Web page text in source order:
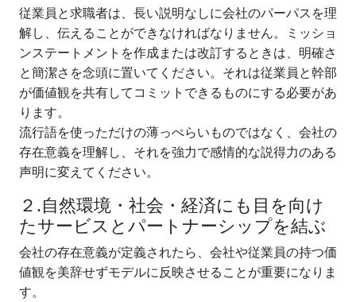
従業員と求職者は、長い説明なしに会社のパーパスを理
解し、伝えることができなければなりません。ミッショ
ンステートメントを作成または改訂するときは、明確さ
と簡潔さを念頭に置いてください。それは従業員と幹部
が価値観を共有してコミットできるものにする必要があ
ります。
流行語を使っただけの薄っぺらいものではなく、会社の
存在意義を理解し、それを強力で感情的な説得力のある
声明に変えてください。
２.自然環境・社会・経済にも目を向け
たサービスとパートナーシップを結ぶ
会社の存在意義が定義されたら、会社や従業員の持つ価
値観を美辞せずモデルに反映させることが重要になりま
す。